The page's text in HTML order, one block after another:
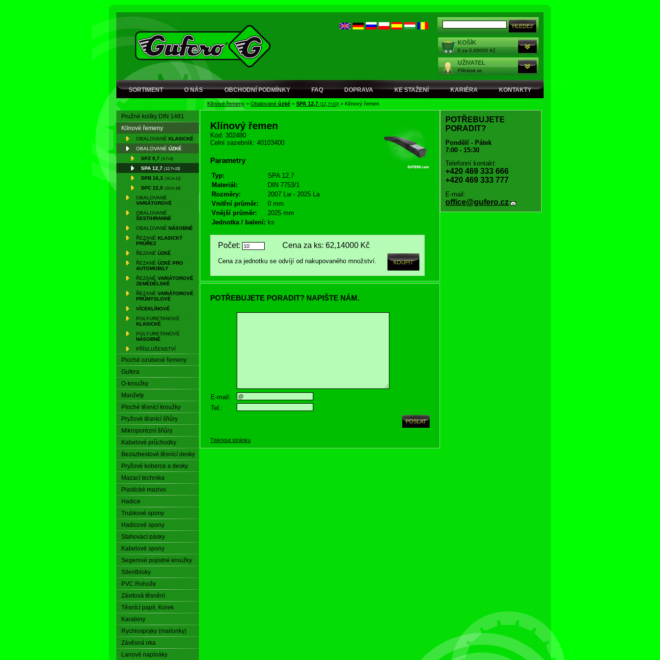
KOŠÍK
0 za 0,00000 Kč
UŽIVATEL
Přihlásit se
SORTIMENT O NÁS OBCHODNÍ PODMÍNKY FAQ DOPRAVA KE STAŽENÍ KARIÉRA KONTAKTY
Klínové řemeny > Obalované úzké > SPA 12,7 (12,7×10) > Klínový řemen
Pružné kolíky DIN 1481
Klínové řemeny
OBALOVANÉ KLASICKÉ
OBALOVANÉ ÚZKÉ
SPZ 9,7 (9,7×8)
SPA 12,7 (12,7×10)
SPB 16,3 (16,3×13)
SPC 22,0 (22,0×18)
OBALOVANÉ
VARIÁTOROVÉ
OBALOVANÉ
ŠESTIHRANNÉ
OBALOVANÉ NÁSOBNÉ
ŘEZANÉ KLASICKÝ
PRŮŘEZ
ŘEZANÉ ÚZKÉ
ŘEZANÉ ÚZKÉ PRO
AUTOMOBILY
ŘEZANÉ VARIÁTOROVÉ
ZEMĚDĚLSKÉ
ŘEZANÉ VARIÁTOROVÉ
PRŮMYSLOVÉ
VÍCEKLÍNOVÉ
POLYURETANOVÉ
KLASICKÉ
POLYURETANOVÉ
NÁSOBNÉ
PŘÍSLUŠENSTVÍ
Ploché ozubené řemeny
Gufera
O-kroužky
Manžety
Ploché těsnící kroužky
Pryžové těsnící šňůry
Mikroporézní šňůry
Kabelové průchodky
Bezazbestové těsnící desky
Pryžové koberce a desky
Mazací technika
Plastické mazivo
Hadice
Trubkové spony
Hadicové spony
Stahovací pásky
Kabelové spony
Segerové pojistné kroužky
Silentbloky
PVC Rohože
Závitová těsnění
Těsnící papír, Korek
Karabiny
Rychlospojky (mailonky)
Závěsná oka
Lanové napínáky
Klínový řemen
Kód: 302480
Celní sazebník: 40103400
Parametry
Typ:
SPA 12,7
Materiál:
DIN 7753/1
Rozměry:
2007 Lw - 2025 La
Vnitřní průměr:
0 mm
Vnější průměr:
2025 mm
Jednotka / balení: ks
Počet: Cena za ks: 62,14000 Kč
Cena za jednotku se odvíjí od nakupovaného množství.
POTŘEBUJETE PORADIT? NAPIŠTE NÁM.
E-mail:
Tel.:
Tisknout stránku
POTŘEBUJETE
PORADIT?
Pondělí - Pátek
7:00 - 15:30
Telefonní kontakt:
+420 469 333 666
+420 469 333 777
E-mail:
office@gufero.cz